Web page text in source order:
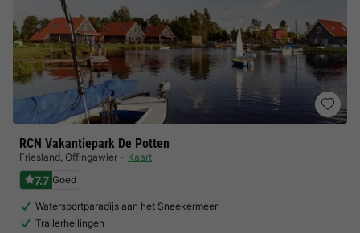
RCN Vakantiepark De Potten
Friesland, Offingawier Kaart
7.7 Goed
Watersportparadijs aan het Sneekermeer
Trailerhellingen